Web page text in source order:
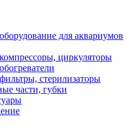
для аквариумов
циркуляторы
стерилизаторы
части, губки